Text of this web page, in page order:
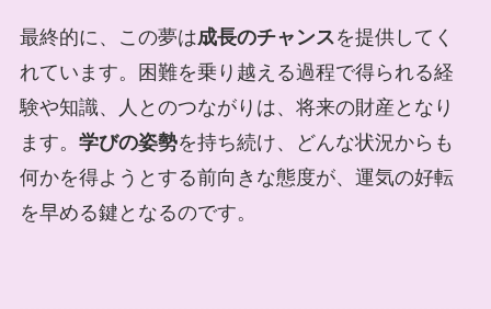
最終的に、この夢は成長のチャンスを提供してく
れています。困難を乗り越える過程で得られる経
験や知識、人とのつながりは、将来の財産となり
ます。 学びの姿勢を持ち続け、どんな状況からも
何かを得ようとする前向きな態度が、運気の好転
を早める鍵となるのです。